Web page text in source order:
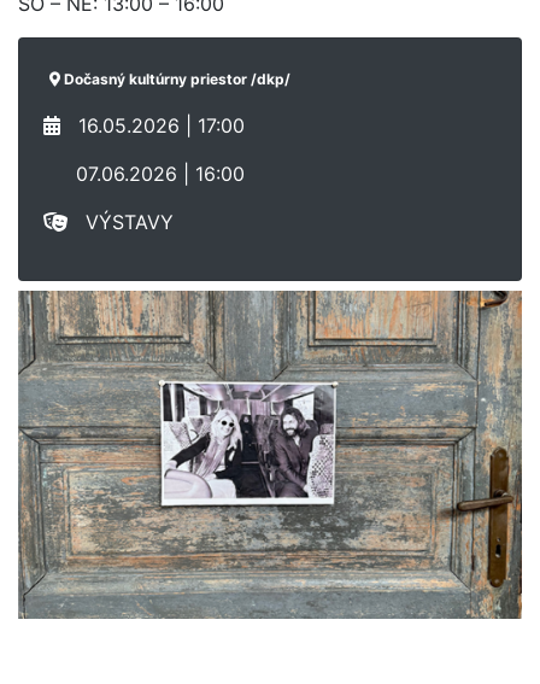
Dočasný kultúrny priestor /dkp/
16.05.2026 | 17:00
07.06.2026 | 16:00
VÝSTAVY